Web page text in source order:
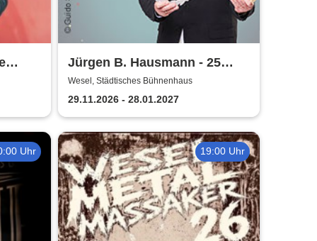
Jürgen B. Hausmann - 25
Jahre - Dat is e Ding!
Wesel, Städtisches Bühnenhaus
29.11.2026 - 28.01.2027
Uhr 19:00 Uhr